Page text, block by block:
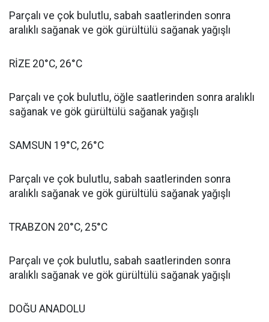
Parçalı ve çok bulutlu, sabah saatlerinden sonra
aralıklı sağanak ve gök gürültülü sağanak yağışlı
RİZE 20°C, 26°C
Parçalı ve çok bulutlu, öğle saatlerinden sonra aralıklı
sağanak ve gök gürültülü sağanak yağışlı
SAMSUN 19°C, 26°C
Parçalı ve çok bulutlu, sabah saatlerinden sonra
aralıklı sağanak ve gök gürültülü sağanak yağışlı
TRABZON 20°C, 25°C
Parçalı ve çok bulutlu, sabah saatlerinden sonra
aralıklı sağanak ve gök gürültülü sağanak yağışlı
DOĞU ANADOLU